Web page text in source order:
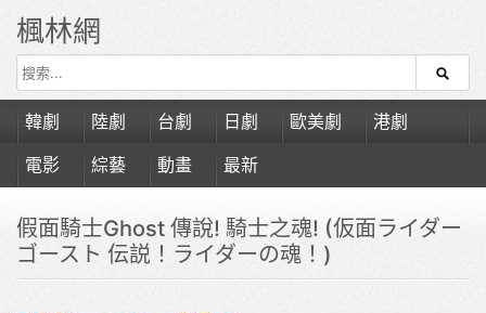
楓林網
韓劇 陸劇 台劇 日劇 歐美劇
港劇
電影
綜藝 動畫 最新
假面騎士Ghost 傳說! 騎士之魂! (仮面ライダー
ゴースト 伝説！ライダーの魂！)